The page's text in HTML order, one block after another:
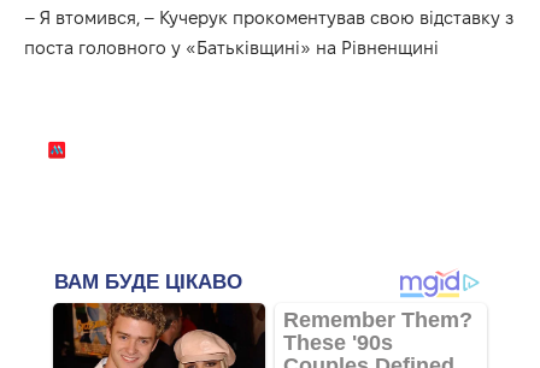
– Я втомився, – Кучерук прокоментував свою відставку з
поста головного у «Батьківщині» на Рівненщині